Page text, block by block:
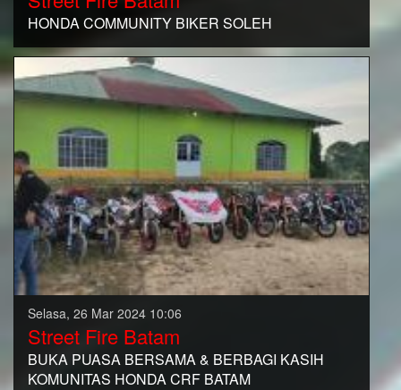
HONDA COMMUNITY BIKER SOLEH
Selasa, 26 Mar 2024 10:06
Street Fire Batam
BUKA PUASA BERSAMA & BERBAGI KASIH
KOMUNITAS HONDA CRF BATAM